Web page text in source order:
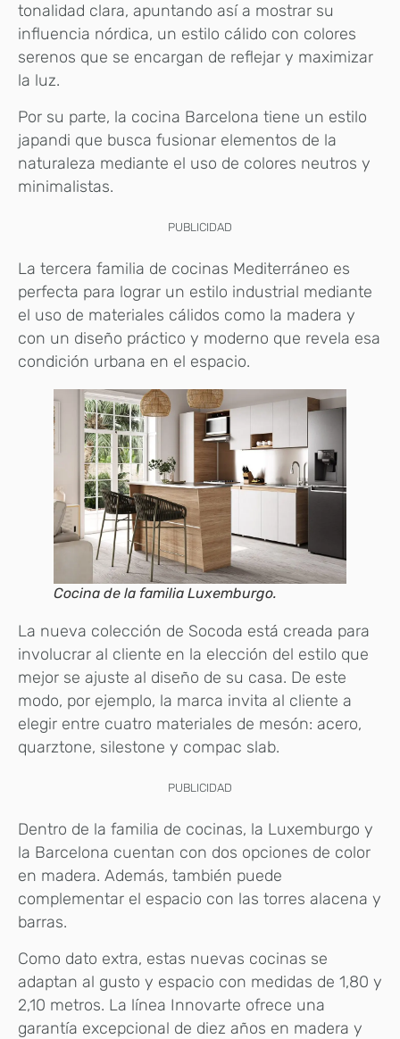
tonalidad clara, apuntando así a mostrar su
influencia nórdica, un estilo cálido con colores
serenos que se encargan de reflejar y maximizar
la luz.
Por su parte, la cocina Barcelona tiene un estilo
japandi que busca fusionar elementos de la
naturaleza mediante el uso de colores neutros y
minimalistas.
PUBLICIDAD
La tercera familia de cocinas Mediterráneo es
perfecta para lograr un estilo industrial mediante
el uso de materiales cálidos como la madera y
con un diseño práctico y moderno que revela esa
condición urbana en el espacio.
Cocina de la familia Luxemburgo.
La nueva colección de Socoda está creada para
involucrar al cliente en la elección del estilo que
mejor se ajuste al diseño de su casa. De este
modo, por ejemplo, la marca invita al cliente a
elegir entre cuatro materiales de mesón: acero,
quarztone, silestone y compac slab.
PUBLICIDAD
Dentro de la familia de cocinas, la Luxemburgo y
la Barcelona cuentan con dos opciones de color
en madera. Además, también puede
complementar el espacio con las torres alacena y
barras.
Como dato extra, estas nuevas cocinas se
adaptan al gusto y espacio con medidas de 1,80 y
2,10 metros. La línea Innovarte ofrece una
garantía excepcional de diez años en madera y